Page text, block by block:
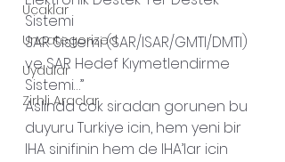
Ucaklar
Uncategorized
Uydular
Zirhli Araclar
Sistemi
SAR Sistemi (SAR/ISAR/GMTI/DMTI)
ve SAR Hedef Kıymetlendirme
Sistemi…”
Aslinda cok siradan gorunen bu
duyuru Turkiye icin, hem yeni bir
IHA sinifinin hem de IHA’lar icin